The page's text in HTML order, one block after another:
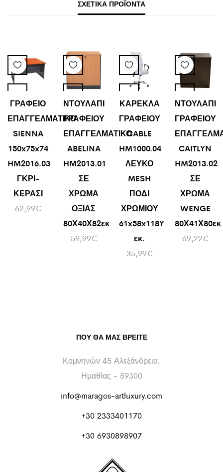
ΣΧΕΤΙΚΆ ΠΡΟΪΌΝΤΑ
ΓΡΑΦΕΙΟ
ΕΠΑΓΓΕΛΜΑΤΙΚΟ
SIENNA
150x75x74
HM2016.03
ΓΚΡΙ-
ΚΕΡΑΣΙ
62,99€
ΝΤΟΥΛΑΠΙ
ΓΡΑΦΕΙΟΥ
ΕΠΑΓΓΕΛΜΑΤΙΚΟ
ABELINA
HM2013.01
ΣΕ
ΧΡΩΜΑ
ΟΞΙΑΣ
80Χ40Χ82εκ
59,99€
ΚΑΡΕΚΛΑ
ΓΡΑΦΕΙΟΥ
CABLE
HM1000.04
ΛΕΥΚΟ
MESH
ΠΟΔΙ
ΧΡΩΜΙΟΥ
61x58x118Y
εκ.
35,99€
ΝΤΟΥΛΑΠΙ
ΓΡΑΦΕΙΟΥ
CAITLYN
HM2013.02
ΣΕ
ΧΡΩΜΑ
WENGE
80Χ41Χ80εκ
69,22€
ΠΟΥ ΘΑ ΜΑΣ ΒΡΕΊΤΕ
Κομνηνών 45 Αλεξάνδρεια,
Ημαθίας - 59300
info@maragos-artluxury.com
+30 2333401170
+30 6930898907